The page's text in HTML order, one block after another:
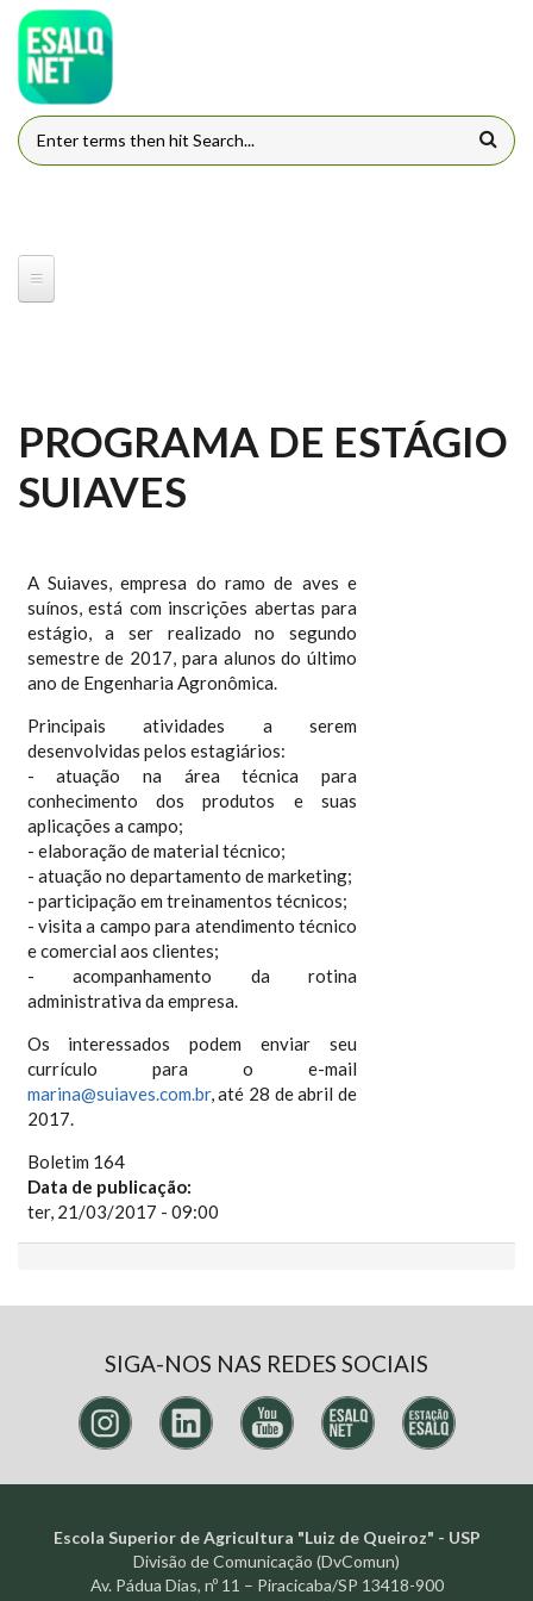
Pular para o conteúdo principal
FORMULÁRIO DE BUSCA
PROGRAMA DE ESTÁGIO
SUIAVES
A Suiaves, empresa do ramo de aves e
suínos, está com inscrições abertas para
estágio, a ser realizado no segundo
semestre de 2017, para alunos do último
ano de Engenharia Agronômica.
Principais atividades a serem
desenvolvidas pelos estagiários:
- atuação na área técnica para
conhecimento dos produtos e suas
aplicações a campo;
- elaboração de material técnico;
- atuação no departamento de marketing;
- participação em treinamentos técnicos;
- visita a campo para atendimento técnico
e comercial aos clientes;
- acompanhamento da rotina
administrativa da empresa.
Os interessados podem enviar seu
currículo para o e-mail
marina@suiaves.com.br, até 28 de abril de
2017.
Boletim 164
Data de publicação:
ter, 21/03/2017 - 09:00
SIGA-NOS NAS REDES SOCIAIS
Escola Superior de Agricultura "Luiz de Queiroz" - USP
Divisão de Comunicação (DvComun)
Av. Pádua Dias, nº 11 – Piracicaba/SP 13418-900